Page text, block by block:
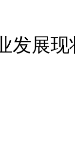
发展